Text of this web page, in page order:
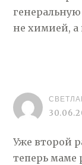
не химией, а
Уже второй
теперь маме